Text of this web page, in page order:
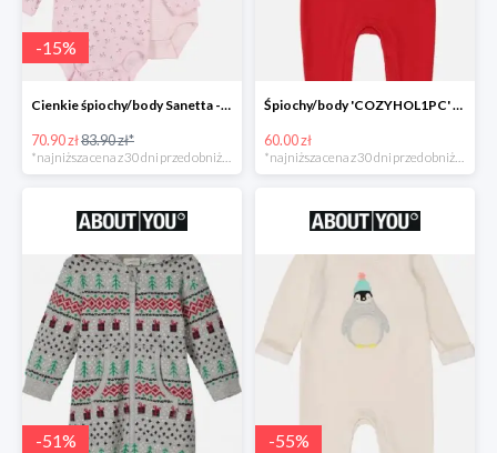
-15%
Cienkie śpiochy/body Sanetta -15%
70.90 zł83.90 zł*
Śpiochy/body 'COZYHOL1PC' GAP -60%
60.00 zł
-51% -55%